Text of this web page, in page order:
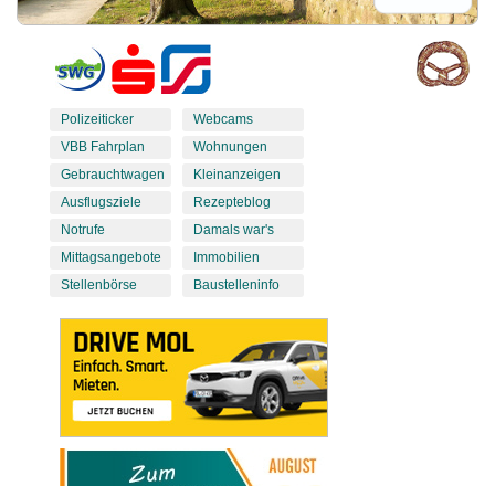
Polizeiticker
VBB Fahrplan
Gebrauchtwagen
Ausflugsziele
Notrufe
Mittagsangebote
Stellenbörse
Webcams
Wohnungen
Kleinanzeigen
Rezepteblog
Damals war's
Immobilien
Baustelleninfo